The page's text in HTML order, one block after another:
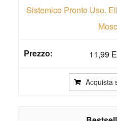
Sistemico Pronto Uso.
11,99
Acquista